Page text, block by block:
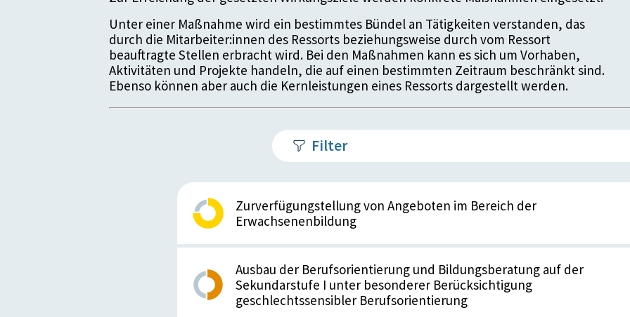
Unter einer Maßnahme wird ein bestimmtes Bündel an Tätigkeiten verstanden, das
durch die Mitarbeiter:innen des Ressorts beziehungsweise durch vom Ressort
beauftragte Stellen erbracht wird. Bei den Maßnahmen kann es sich um Vorhaben,
Aktivitäten und Projekte handeln, die auf einen bestimmten Zeitraum beschränkt sind.
Ebenso können aber auch die Kernleistungen eines Ressorts dargestellt werden.
Filter
Zurverfügungstellung von Angeboten im Bereich der
Erwachsenenbildung
Ausbau der Berufsorientierung und Bildungsberatung auf der
Sekundarstufe I unter besonderer Berücksichtigung
geschlechtssensibler Berufsorientierung